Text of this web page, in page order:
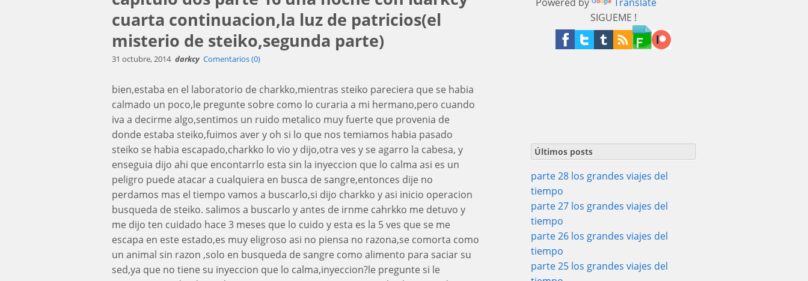
cuarta continuacion,la luz de patricios(el
misterio de steiko,segunda parte)
31 octubre, 2014 darkcy Comentarios (0)
bien,estaba en el laboratorio de charkko,mientras steiko pareciera que se habia
calmado un poco,le pregunte sobre como lo curaria a mi hermano,pero cuando
iva a decirme algo,sentimos un ruido metalico muy fuerte que provenia de
donde estaba steiko,fuimos aver y oh si lo que nos temiamos habia pasado
steiko se habia escapado,charkko lo vio y dijo,otra ves y se agarro la cabesa, y
enseguia dijo ahi que encontarrlo esta sin la inyeccion que lo calma asi es un
peligro puede atacar a cualquiera en busca de sangre,entonces dije no
perdamos mas el tiempo vamos a buscarlo,si dijo charkko y asi inicio operacion
busqueda de steiko. salimos a buscarlo y antes de irnme cahrkko me detuvo y
me dijo ten cuidado hace 3 meses que lo cuido y esta es la 5 ves que se me
escapa en este estado,es muy eligroso asi no piensa no razona,se comorta como
un animal sin razon ,solo en busqueda de sangre como alimento para saciar su
sed,ya que no tiene su inyeccion que lo calma,inyeccion?le pregunte si le
SIGUEME !
Últimos posts
parte 28 los grandes viajes del
tiempo
parte 27 los grandes viajes del
tiempo
parte 26 los grandes viajes del
tiempo
parte 25 los grandes viajes del